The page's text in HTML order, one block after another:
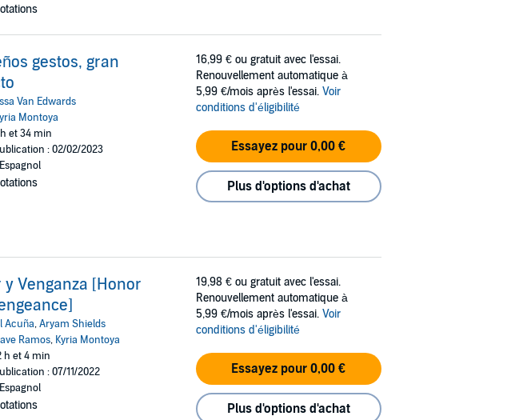
gestos, gran
Van Edwards
Montoya
et 34 min
: 02/02/2023
16,99 € ou gratuit avec l'essai.
Renouvellement automatique à
5,99 €/mois après l'essai. Voir
conditions d'éligibilité
Essayez pour 0,00 €
Plus d'options d'achat
y Venganza [Honor
Acuña,Aryam Shields
Ramos, Kyria Montoya
h et 4 min
: 07/11/2022
19,98 € ou gratuit avec l'essai.
Renouvellement automatique à
5,99 €/mois après l'essai. Voir
conditions d'éligibilité
Essayez pour 0,00 €
Plus d'options d'achat